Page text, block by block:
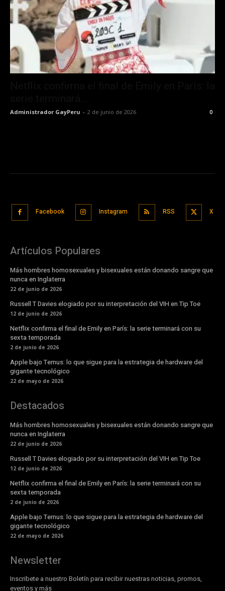
Administrador GayPeru - 2 de junio de 2026 0
Facebook Instagram RSS X
Artículos Populares
Más hombres homosexuales y bisexuales están donando sangre que
nunca en Inglaterra
22 de junio de 2026
Russell T Davies elogiado por su interpretación del VIH en Tip Toe
12 de junio de 2026
Netflix confirma el final de Emily en París: la serie terminará con su
sexta temporada
2 de junio de 2026
Apple bajo Ternus: lo que sigue para la estrategia de hardware del
gigante tecnológico
22 de mayo de 2026
Destacados
Más hombres homosexuales y bisexuales están donando sangre que
nunca en Inglaterra
22 de junio de 2026
Russell T Davies elogiado por su interpretación del VIH en Tip Toe
12 de junio de 2026
Netflix confirma el final de Emily en París: la serie terminará con su
sexta temporada
2 de junio de 2026
Apple bajo Ternus: lo que sigue para la estrategia de hardware del
gigante tecnológico
22 de mayo de 2026
Newsletter
Inscribete a nuestro Boletín para recibir nuestras noticias, promos,
eventos y más